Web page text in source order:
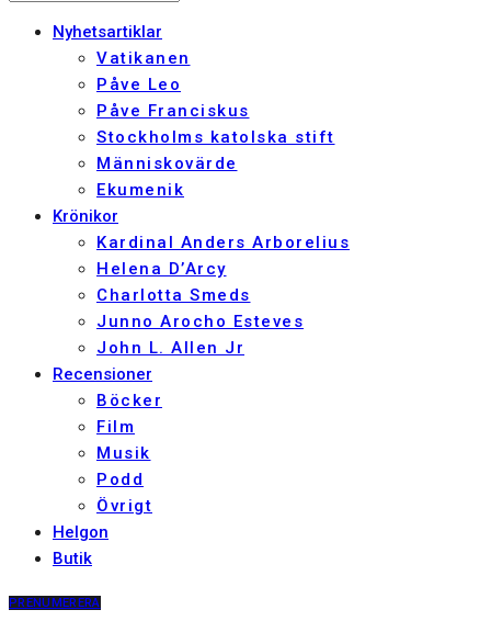
Nyhetsartiklar
Vatikanen
Påve Leo
Påve Franciskus
Stockholms katolska stift
Människovärde
Ekumenik
Krönikor
Kardinal Anders Arborelius
Helena D’Arcy
Charlotta Smeds
Junno Arocho Esteves
John L. Allen Jr
Recensioner
Böcker
Film
Musik
Podd
Övrigt
Helgon
Butik
PRENUMERERA